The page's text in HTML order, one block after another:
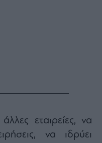
εταιρείες, να
να ιδρύει